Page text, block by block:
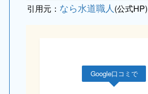
引用元： なら水道職人 (公式HP)
Google口コミで